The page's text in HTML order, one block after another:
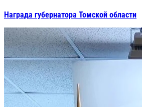
Награда губернатора Томской области